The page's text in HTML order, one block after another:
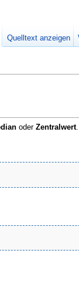
oder Zentralwert.
Quelltext anzeigen